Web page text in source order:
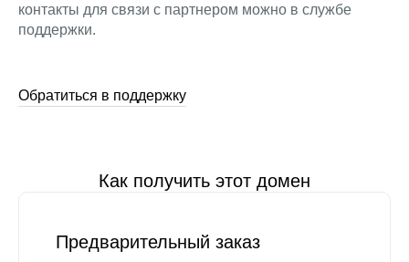
контакты для связи с партнером можно в службе
поддержки.
Обратиться в поддержку
Как получить этот домен
Предварительный заказ